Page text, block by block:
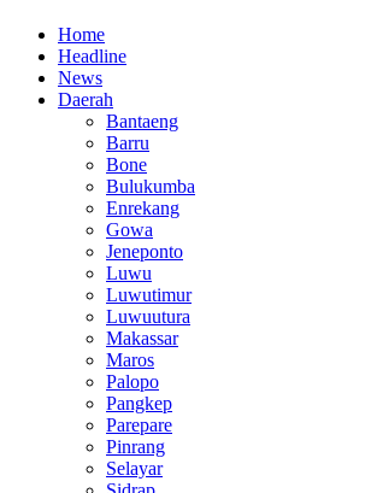
Home
Headline
News
Daerah
Bantaeng
Barru
Bone
Bulukumba
Enrekang
Gowa
Jeneponto
Luwu
Luwutimur
Luwuutura
Makassar
Maros
Palopo
Pangkep
Parepare
Pinrang
Selayar